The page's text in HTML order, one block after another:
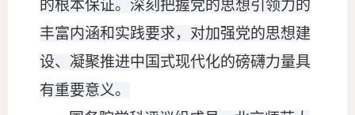
的根本保证。深刻把握党的思想引领力的
丰富内涵和实践要求，对加强党的思想建
设、凝聚推进中国式现代化的磅礴力量具
有重要意义。